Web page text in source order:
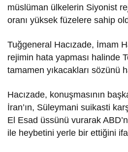
müslüman ülkelerin Siyonist
oranı yüksek füzelere sahip
Tuğgeneral Hacızade, İmam
rejimin hata yapması halinde
tamamen yıkacakları sözünü
Hacızade, konuşmasının
İran’ın, Süleymani suikasti
El Esad üssünü vurarak
ile heybetini yerle bir ettiğini